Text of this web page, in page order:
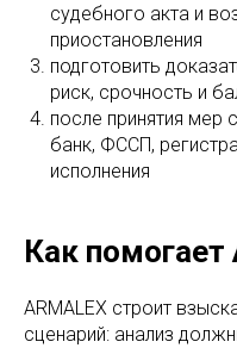
судебного акта и
приостановления
подготовить
риск, срочность и
после принятия мер
банк, ФССП,
исполнения
Как помогает
ARMALEX строит
сценарий: анализ